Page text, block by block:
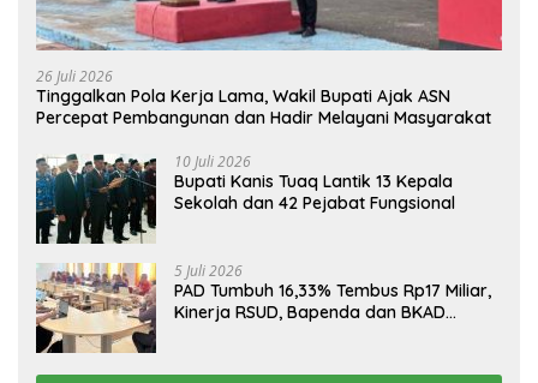
26 Juli 2026
Tinggalkan Pola Kerja Lama, Wakil Bupati Ajak ASN
Percepat Pembangunan dan Hadir Melayani Masyarakat
10 Juli 2026
Bupati Kanis Tuaq Lantik 13 Kepala
Sekolah dan 42 Pejabat Fungsional
5 Juli 2026
PAD Tumbuh 16,33% Tembus Rp17 Miliar,
Kinerja RSUD, Bapenda dan BKAD